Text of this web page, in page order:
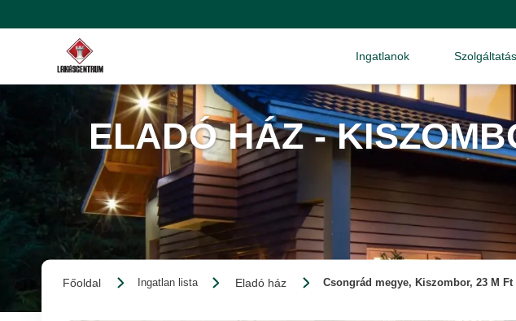
Ingatlanok
ELADÓ HÁZ -
Főoldal Ingatlan lista Eladó ház Csongrád megye, Kiszombor, 23 M Ft